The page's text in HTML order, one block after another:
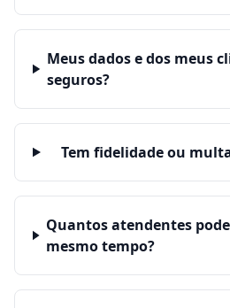
Meus dados e dos meus
seguros?
Tem fidelidade ou
Quantos atendentes
mesmo tempo?